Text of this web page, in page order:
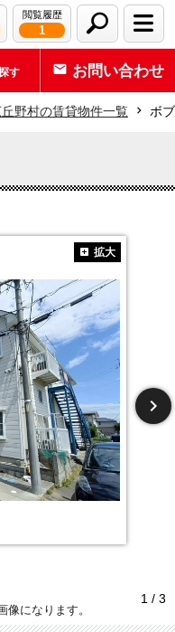
閲覧履歴
1
す お問い合わせ
丘野村の賃貸物件一覧 ボ
拡大
1 / 3
になります。